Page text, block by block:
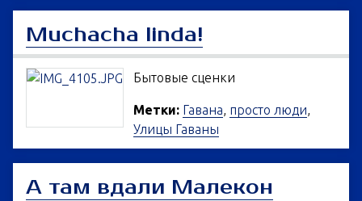
Muchacha linda!
Бытовые сценки
Метки: Гавана, просто люди,
Улицы Гаваны
А там вдали Малекон